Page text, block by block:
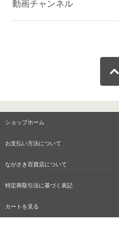
動画チャンネル
ショップホーム
お支払い方法について
ながさき百貨店について
特定商取引法に基づく表記
カートを見る